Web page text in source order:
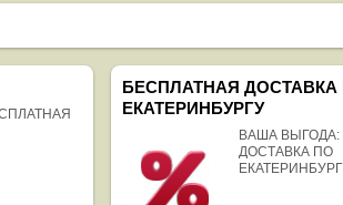
БЕСПЛАТНАЯ ДОСТАВКА
ЕКАТЕРИНБУРГУ
ВАША ВЫГОДА:
ДОСТАВКА ПО